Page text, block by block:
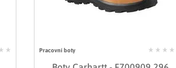
Pracovní boty